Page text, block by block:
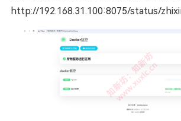
http://192.168.31.100:8075/status/